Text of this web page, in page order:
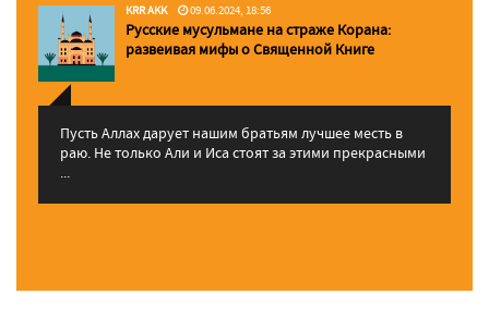
KRR AKK 09.06.2024, 18:56
Русские мусульмане на страже Корана:
pазвеивая мифы о Священной Книге
Пусть Аллах дарует нашим братьям лучшее месть в
раю. Не только Али и Иса стоят за этими прекрасными
...